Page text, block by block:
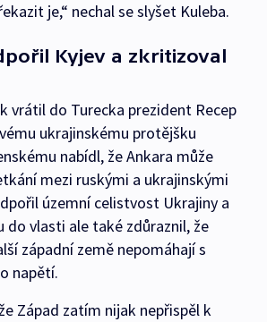
je,“ nechal se slyšet Kuleba.
Kyjev a zkritizoval
vrátil do Turecka prezident Recep
ukrajinskému protějšku
nabídl, že Ankara může
mezi ruskými a ukrajinskými
územní celistvost Ukrajiny a
do vlasti ale také zdůraznil, že
západní země nepomáhají s
napětí.
Západ zatím nijak nepřispěl k